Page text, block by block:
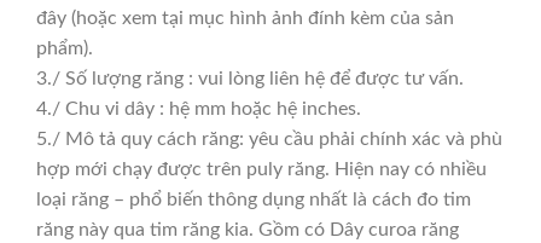
đây (hoặc xem tại mục hình ảnh đính kèm của sản
phẩm).
3./ Số lượng răng : vui lòng liên hệ để được tư vấn.
4./ Chu vi dây : hệ mm hoặc hệ inches.
5./ Mô tả quy cách răng: yêu cầu phải chính xác và phù
hợp mới chạy được trên puly răng. Hiện nay có nhiều
loại răng – phổ biến thông dụng nhất là cách đo tim
răng này qua tim răng kia. Gồm có Dây curoa răng